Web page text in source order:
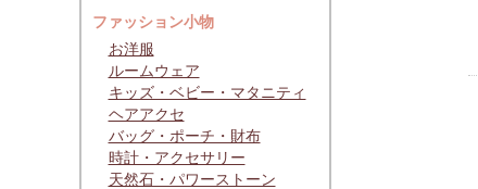
ファッション小物
お洋服
ルームウェア
キッズ・ベビー・マタニティ
ヘアアクセ
バッグ・ポーチ・財布
時計・アクセサリー
天然石・パワーストーン